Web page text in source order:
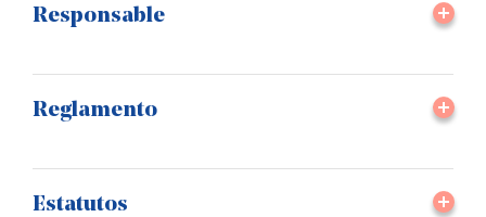
Responsable
Reglamento
Estatutos